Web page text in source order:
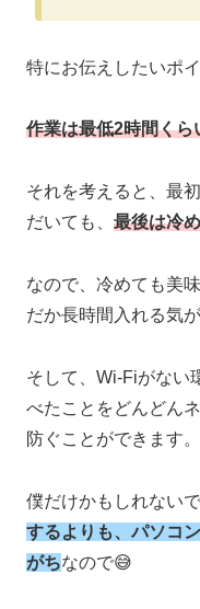
特にお伝えしたいポ
作業は最低2時間くら
それを考えると、最
だいても、 最後は冷
なので、冷めても美
だか長時間入れる気
そして、Wi-Fiがない
べたことをどんどん
防ぐことができます。
僕だけかもしれないで
するよりも、パソコ
がちなので😅